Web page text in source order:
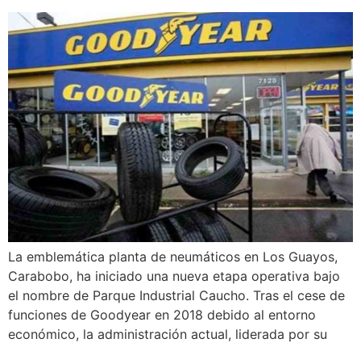
La emblemática planta de neumáticos en Los Guayos,
Carabobo, ha iniciado una nueva etapa operativa bajo
el nombre de Parque Industrial Caucho. Tras el cese de
funciones de Goodyear en 2018 debido al entorno
económico, la administración actual, liderada por su